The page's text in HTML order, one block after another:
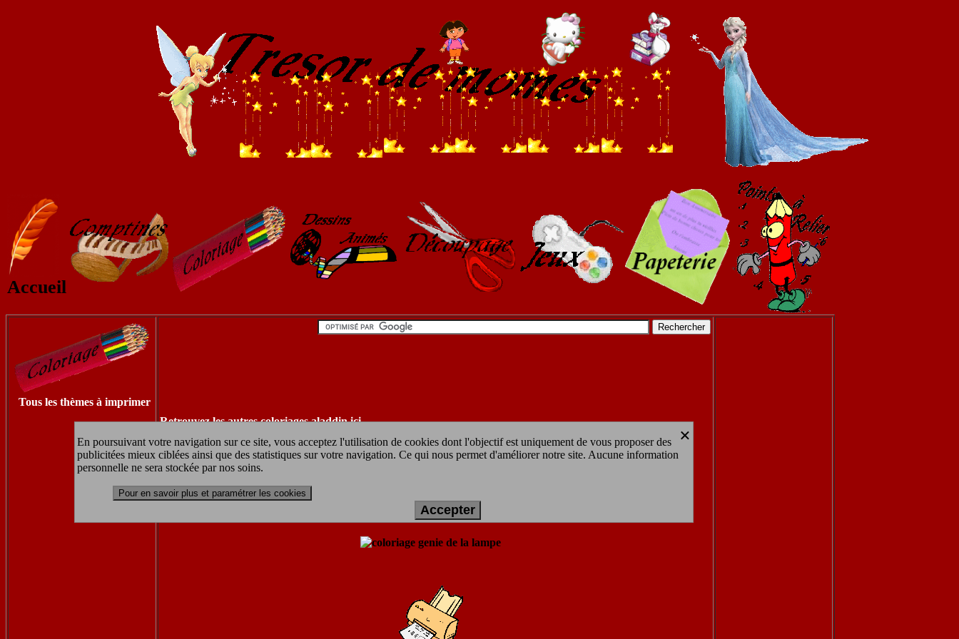
×
En poursuivant votre navigation sur ce site, vous acceptez l'utilisation de cookies dont l'objectif est uniquement de vous proposer des
publicitées mieux ciblées ainsi que des statistiques sur votre navigation. Ce qui nous permet d'améliorer notre site. Aucune information
personnelle ne sera stockée par nos soins.
Pour en savoir plus et paramétrer les cookies
Accepter
Accueil
Tous les thèmes à imprimer
Retrouvez les autres coloriages aladdin ici
coloriage à imprimer gratuit :